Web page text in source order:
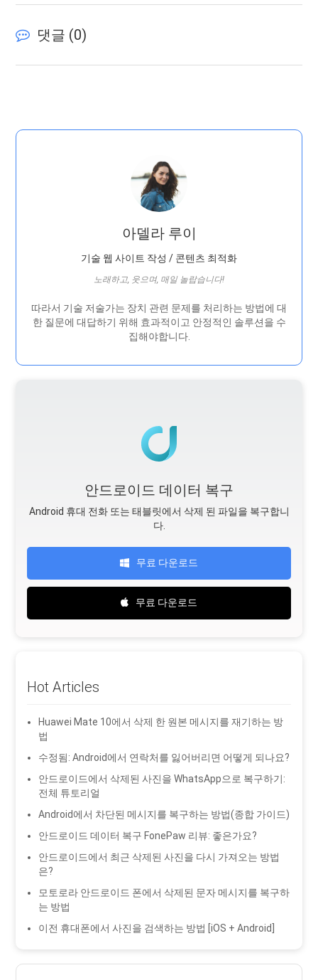
댓글 (0)
아델라 루이
기술 웹 사이트 작성 / 콘텐츠 최적화
노래하고, 웃으며, 매일 놀랍습니다!
따라서 기술 저술가는 장치 관련 문제를 처리하는 방법에 대
한 질문에 대답하기 위해 효과적이고 안정적인 솔루션을 수
집해야합니다.
안드로이드 데이터 복구
Android 휴대 전화 또는 태블릿에서 삭제 된 파일을 복구합니
다.
무료 다운로드
무료 다운로드
Hot Articles
Huawei Mate 10에서 삭제 한 원본 메시지를 재기하는 방
법
수정됨: Android에서 연락처를 잃어버리면 어떻게 되나요?
안드로이드에서 삭제된 사진을 WhatsApp으로 복구하기:
전체 튜토리얼
Android에서 차단된 메시지를 복구하는 방법(종합 가이드)
안드로이드 데이터 복구 FonePaw 리뷰: 좋은가요?
안드로이드에서 최근 삭제된 사진을 다시 가져오는 방법
은?
모토로라 안드로이드 폰에서 삭제된 문자 메시지를 복구하
는 방법
이전 휴대폰에서 사진을 검색하는 방법 [iOS + Android]